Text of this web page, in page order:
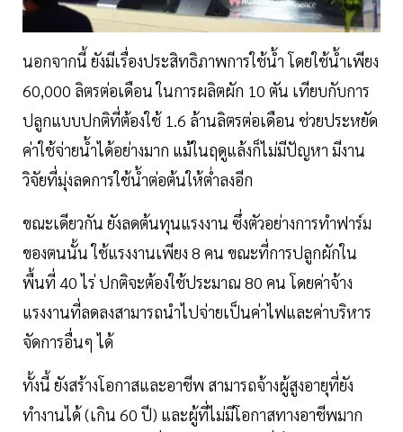
นอกจากนี้ ยังมีเรื่องประสิทธิภาพการใช้น้ำ โดยใช้น้ำเพียง
60,000 ลิตรต่อเดือน ในการผลิตผัก 10 ตัน เทียบกับการ
ปลูกแบบปกติที่ต้องใช้ 1.6 ล้านลิตรต่อเดือน ช่วยประหยัด
ค่าใช้จ่ายน้ำได้อย่างมาก แม้ในฤดูแล้งก็ไม่มีปัญหา มีงาน
วิจัยที่มุ่งลดการใช้น้ำต่อต้นให้ต่ำลงอีก
ขณะเดียวกัน ยังลดต้นทุนแรงงาน ซึ่งตัวอย่างการทำฟาร์ม
ของตนนั้น ใช้แรงงานเพียง 8 คน ขณะที่การปลูกผักใน
พื้นที่ 40 ไร่ ปกติจะต้องใช้ประมาณ 80 คน โดยค่าจ้าง
แรงงานที่ลดลงสามารถนำไปจ่ายเป็นค่าไฟและค่าบริหาร
จัดการอื่นๆ ได้
ทั้งนี้ ยังสร้างโอกาสและอาชีพ สามารถจ้างผู้สูงอายุที่ยัง
ทำงานได้ (เกิน 60 ปี) และผู้ที่ไม่มีโอกาสทางอาชีพมาก